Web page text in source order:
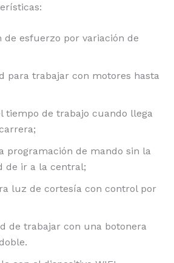
de esfuerzo por variación de
para trabajar con motores hasta
tiempo de trabajo cuando llega
programación de mando sin la
de ir a la central;
luz de cortesía con control por
de trabajar con una botonera